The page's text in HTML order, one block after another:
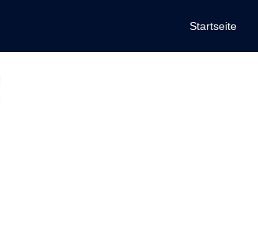
Startseite